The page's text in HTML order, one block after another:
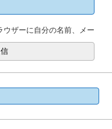
ザーに自分の名前、メー